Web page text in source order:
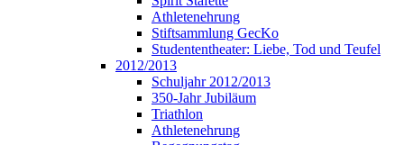
Athletenehrung
Stiftsammlung GecKo
Studententheater: Liebe, Tod und Teufel
2012/2013
Schuljahr 2012/2013
350-Jahr Jubiläum
Triathlon
Athletenehrung